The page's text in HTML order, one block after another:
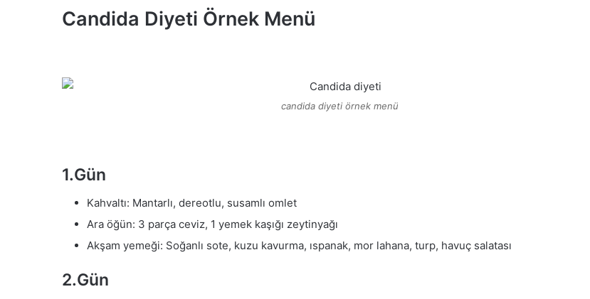
Candida Diyeti Örnek Menü
candida diyeti örnek menü
1.Gün
Kahvaltı: Mantarlı, dereotlu, susamlı omlet
Ara öğün: 3 parça ceviz, 1 yemek kaşığı zeytinyağı
Akşam yemeği: Soğanlı sote, kuzu kavurma, ıspanak, mor lahana, turp, havuç salatası
2.Gün